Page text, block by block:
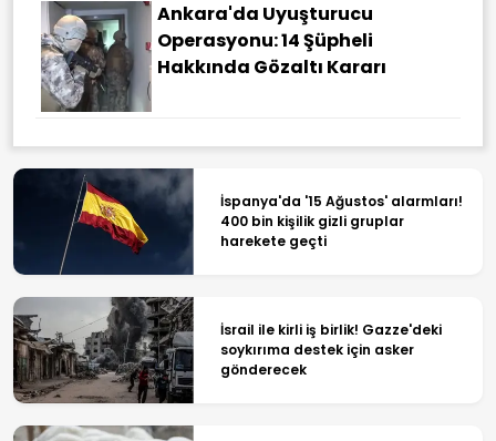
Ankara'da Uyuşturucu
Operasyonu: 14 Şüpheli
Hakkında Gözaltı Kararı
İspanya'da '15 Ağustos' alarmları!
400 bin kişilik gizli gruplar
harekete geçti
İsrail ile kirli iş birlik! Gazze'deki
soykırıma destek için asker
gönderecek